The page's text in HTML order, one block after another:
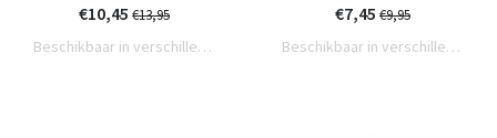
€10,45 €13,95
Beschikbaar in verschillende varianten
€7,45 €9,95
Beschikbaar in verschillende varianten